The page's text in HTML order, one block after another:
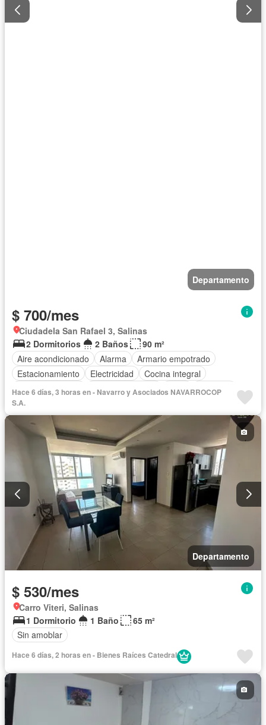
Departamento
$ 700/mes
Ciudadela San Rafael 3, Salinas
2 Dormitorios
2 Baños
90 m²
Aire acondicionado
Alarma
Armario empotrado
Estacionamiento
Electricidad
Cocina integral
Cocina equipada
Vista panorámica Agua
Conserje
Acceso para personas con discapacidad
Garita de guardianía
Ascensor Piscina
Área para niños
Terraza
Balcón Completamente amoblado
Hace 6 días, 3 horas en - Navarro y Asociados NAVARROCOP
S.A.
Departamento
$ 530/mes
Carro Viteri, Salinas
1 Dormitorio
1 Baño
65 m²
Sin amoblar
Hace 6 días, 2 horas en - Bienes Raíces Catedral